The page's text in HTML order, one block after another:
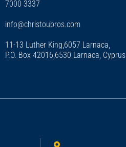
7000 3337
info@christoubros.com
11-13 Luther King,6057 Larnaca,
P.O. Box 42016,6530 Larnaca, Cyprus